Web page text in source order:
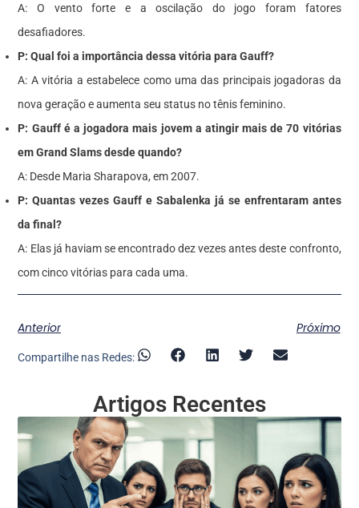
A: O vento forte e a oscilação do jogo foram fatores
desafiadores.
P: Qual foi a importância dessa vitória para Gauff?
A: A vitória a estabelece como uma das principais jogadoras da
nova geração e aumenta seu status no tênis feminino.
P: Gauff é a jogadora mais jovem a atingir mais de 70 vitórias
em Grand Slams desde quando?
A: Desde Maria Sharapova, em 2007.
P: Quantas vezes Gauff e Sabalenka já se enfrentaram antes
da final?
A: Elas já haviam se encontrado dez vezes antes deste confronto,
com cinco vitórias para cada uma.
Anterior Próximo
Compartilhe nas Redes:
Artigos Recentes